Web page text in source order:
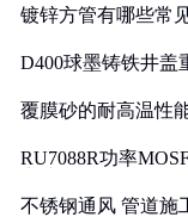
镀锌方管有哪些常
D400球墨铸铁井盖
覆膜砂的耐高温性
RU7088R功率
不锈钢通风 管道施